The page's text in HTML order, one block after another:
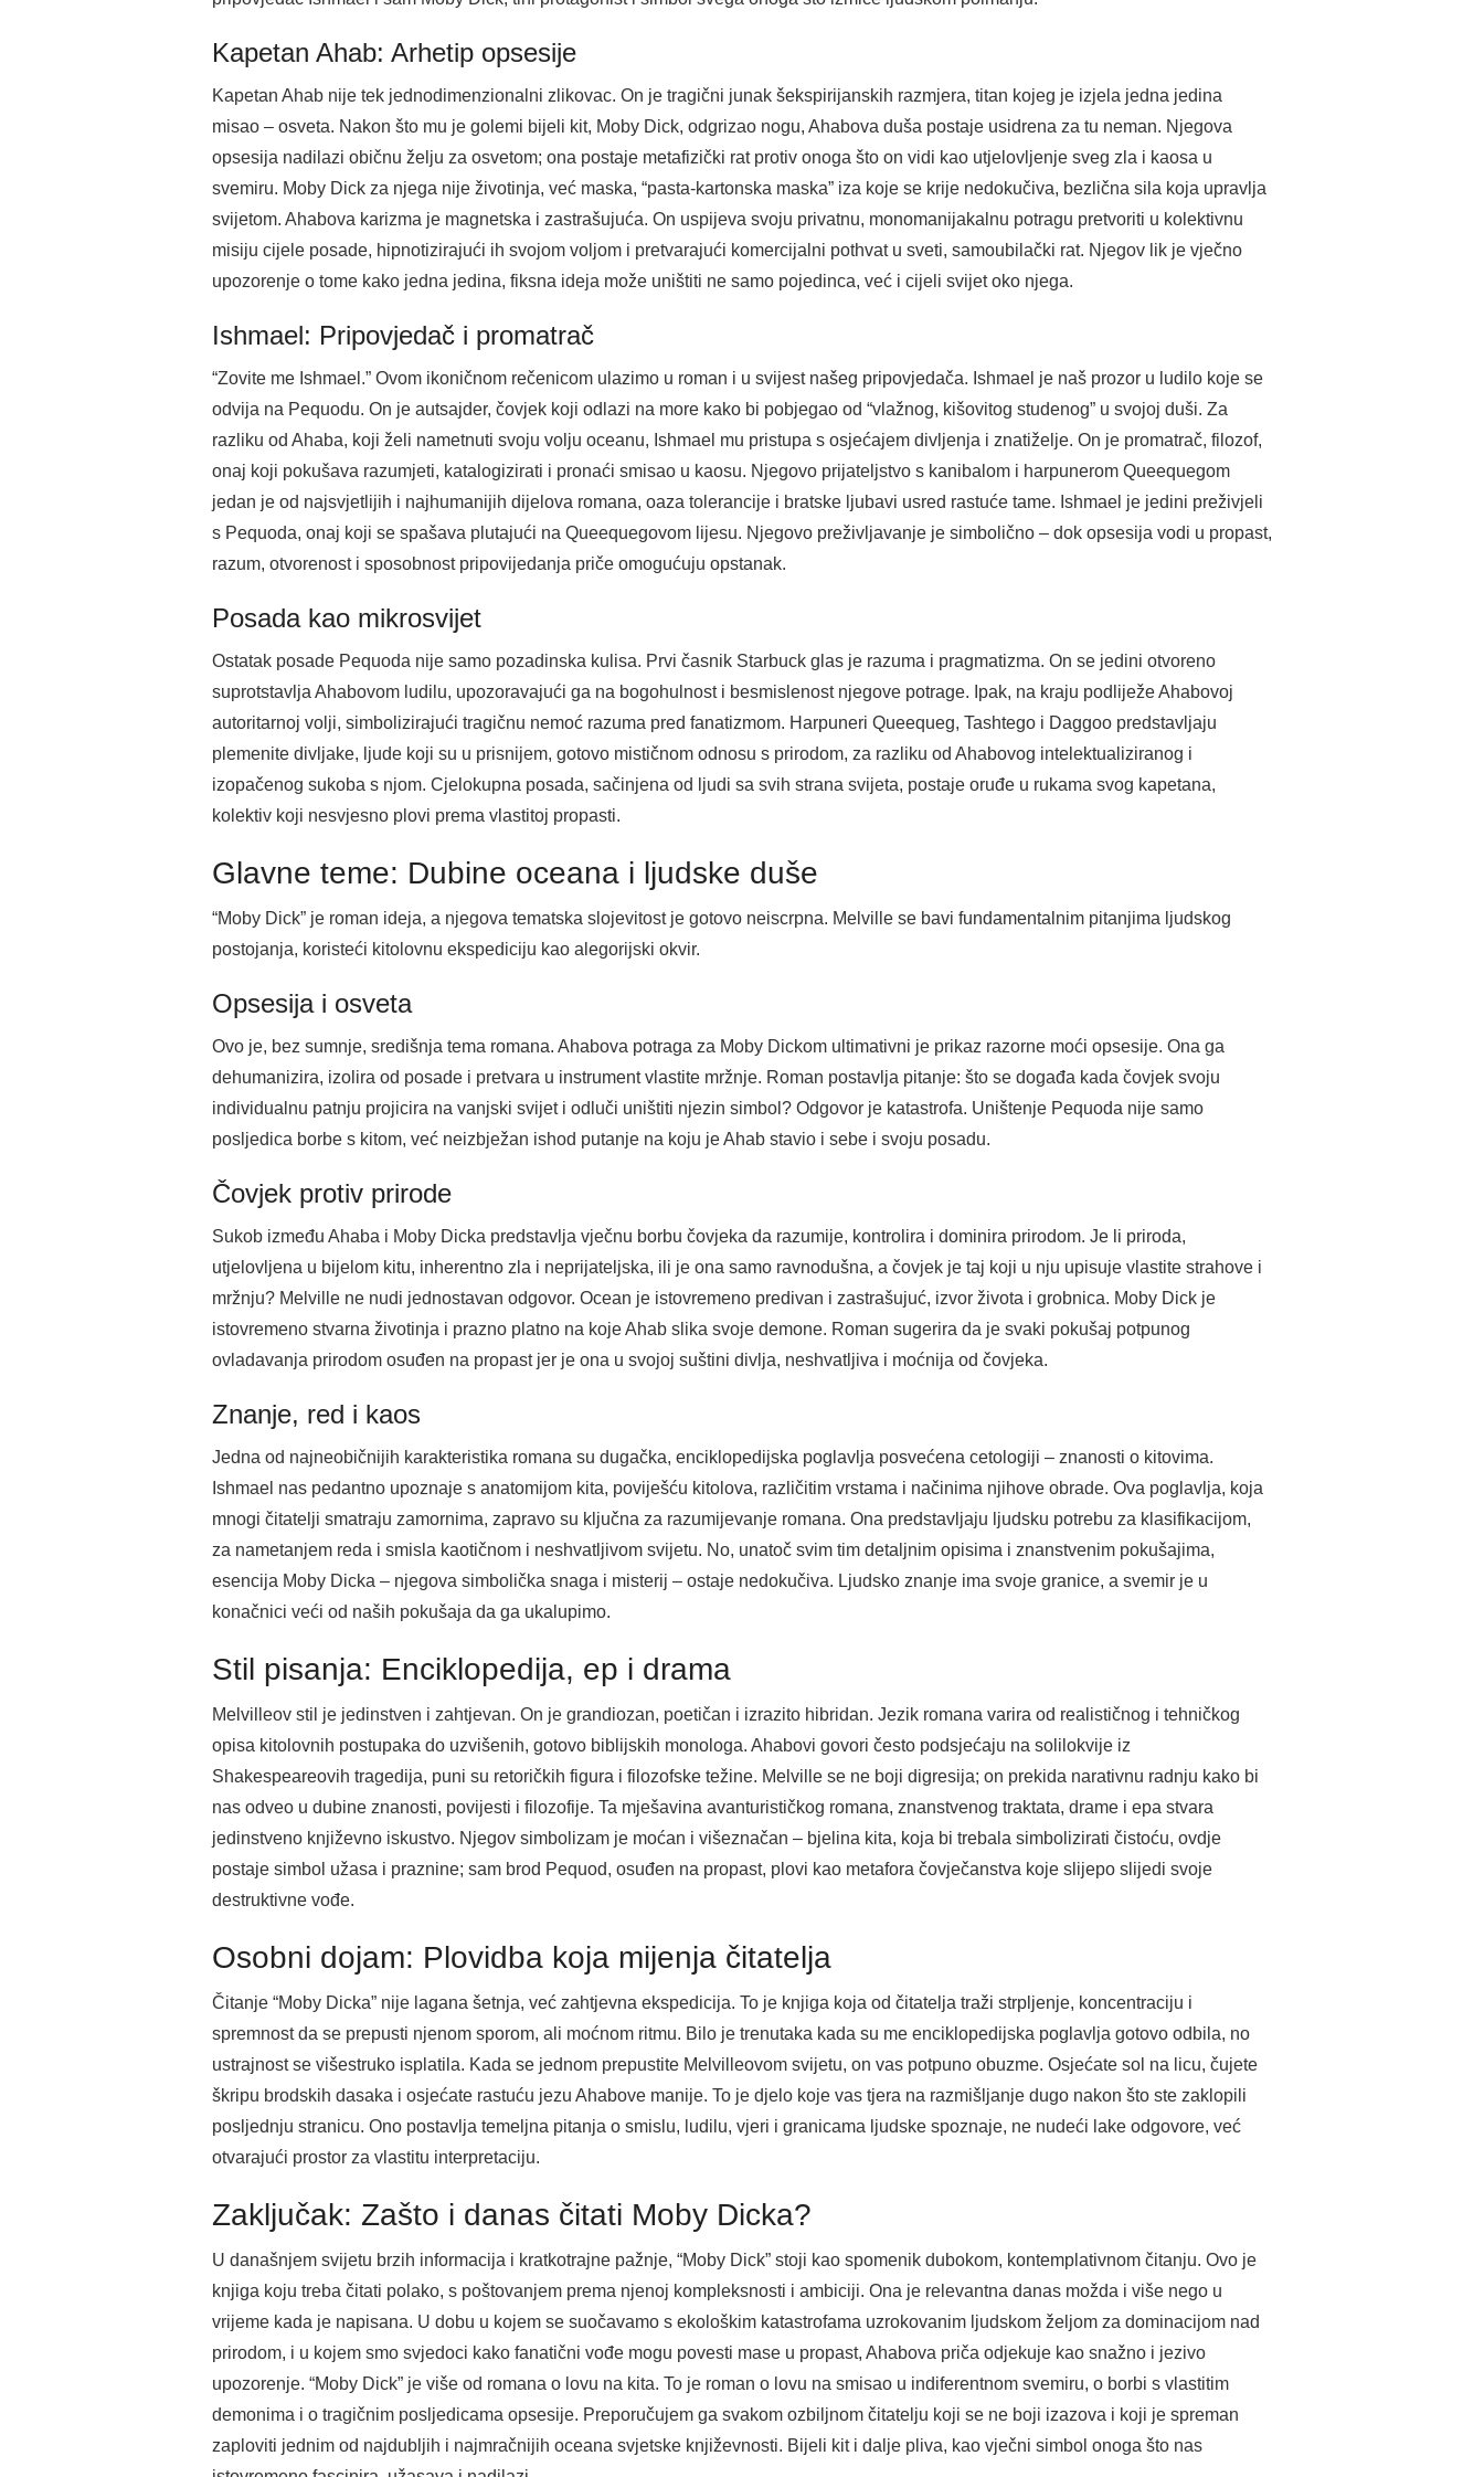
Kapetan Ahab: Arhetip opsesije
Kapetan Ahab nije tek jednodimenzionalni zlikovac. On je tragični junak šekspirijanskih razmjera, titan kojeg je izjela jedna jedina
misao – osveta. Nakon što mu je golemi bijeli kit, Moby Dick, odgrizao nogu, Ahabova duša postaje usidrena za tu neman. Njegova
opsesija nadilazi običnu želju za osvetom; ona postaje metafizički rat protiv onoga što on vidi kao utjelovljenje sveg zla i kaosa u
svemiru. Moby Dick za njega nije životinja, već maska, “pasta-kartonska maska” iza koje se krije nedokučiva, bezlična sila koja upravlja
svijetom. Ahabova karizma je magnetska i zastrašujuća. On uspijeva svoju privatnu, monomanijakalnu potragu pretvoriti u kolektivnu
misiju cijele posade, hipnotizirajući ih svojom voljom i pretvarajući komercijalni pothvat u sveti, samoubilački rat. Njegov lik je vječno
upozorenje o tome kako jedna jedina, fiksna ideja može uništiti ne samo pojedinca, već i cijeli svijet oko njega.
Ishmael: Pripovjedač i promatrač
“Zovite me Ishmael.” Ovom ikoničnom rečenicom ulazimo u roman i u svijest našeg pripovjedača. Ishmael je naš prozor u ludilo koje se
odvija na Pequodu. On je autsajder, čovjek koji odlazi na more kako bi pobjegao od “vlažnog, kišovitog studenog” u svojoj duši. Za
razliku od Ahaba, koji želi nametnuti svoju volju oceanu, Ishmael mu pristupa s osjećajem divljenja i znatiželje. On je promatrač, filozof,
onaj koji pokušava razumjeti, katalogizirati i pronaći smisao u kaosu. Njegovo prijateljstvo s kanibalom i harpunerom Queequegom
jedan je od najsvjetlijih i najhumanijih dijelova romana, oaza tolerancije i bratske ljubavi usred rastuće tame. Ishmael je jedini preživjeli
s Pequoda, onaj koji se spašava plutajući na Queequegovom lijesu. Njegovo preživljavanje je simbolično – dok opsesija vodi u propast,
razum, otvorenost i sposobnost pripovijedanja priče omogućuju opstanak.
Posada kao mikrosvijet
Ostatak posade Pequoda nije samo pozadinska kulisa. Prvi časnik Starbuck glas je razuma i pragmatizma. On se jedini otvoreno
suprotstavlja Ahabovom ludilu, upozoravajući ga na bogohulnost i besmislenost njegove potrage. Ipak, na kraju podliježe Ahabovoj
autoritarnoj volji, simbolizirajući tragičnu nemoć razuma pred fanatizmom. Harpuneri Queequeg, Tashtego i Daggoo predstavljaju
plemenite divljake, ljude koji su u prisnijem, gotovo mističnom odnosu s prirodom, za razliku od Ahabovog intelektualiziranog i
izopačenog sukoba s njom. Cjelokupna posada, sačinjena od ljudi sa svih strana svijeta, postaje oruđe u rukama svog kapetana,
kolektiv koji nesvjesno plovi prema vlastitoj propasti.
Glavne teme: Dubine oceana i ljudske duše
“Moby Dick” je roman ideja, a njegova tematska slojevitost je gotovo neiscrpna. Melville se bavi fundamentalnim pitanjima ljudskog
postojanja, koristeći kitolovnu ekspediciju kao alegorijski okvir.
Opsesija i osveta
Ovo je, bez sumnje, središnja tema romana. Ahabova potraga za Moby Dickom ultimativni je prikaz razorne moći opsesije. Ona ga
dehumanizira, izolira od posade i pretvara u instrument vlastite mržnje. Roman postavlja pitanje: što se događa kada čovjek svoju
individualnu patnju projicira na vanjski svijet i odluči uništiti njezin simbol? Odgovor je katastrofa. Uništenje Pequoda nije samo
posljedica borbe s kitom, već neizbježan ishod putanje na koju je Ahab stavio i sebe i svoju posadu.
Čovjek protiv prirode
Sukob između Ahaba i Moby Dicka predstavlja vječnu borbu čovjeka da razumije, kontrolira i dominira prirodom. Je li priroda,
utjelovljena u bijelom kitu, inherentno zla i neprijateljska, ili je ona samo ravnodušna, a čovjek je taj koji u nju upisuje vlastite strahove i
mržnju? Melville ne nudi jednostavan odgovor. Ocean je istovremeno predivan i zastrašujuć, izvor života i grobnica. Moby Dick je
istovremeno stvarna životinja i prazno platno na koje Ahab slika svoje demone. Roman sugerira da je svaki pokušaj potpunog
ovladavanja prirodom osuđen na propast jer je ona u svojoj suštini divlja, neshvatljiva i moćnija od čovjeka.
Znanje, red i kaos
Jedna od najneobičnijih karakteristika romana su dugačka, enciklopedijska poglavlja posvećena cetologiji – znanosti o kitovima.
Ishmael nas pedantno upoznaje s anatomijom kita, poviješću kitolova, različitim vrstama i načinima njihove obrade. Ova poglavlja, koja
mnogi čitatelji smatraju zamornima, zapravo su ključna za razumijevanje romana. Ona predstavljaju ljudsku potrebu za klasifikacijom,
za nametanjem reda i smisla kaotičnom i neshvatljivom svijetu. No, unatoč svim tim detaljnim opisima i znanstvenim pokušajima,
esencija Moby Dicka – njegova simbolička snaga i misterij – ostaje nedokučiva. Ljudsko znanje ima svoje granice, a svemir je u
konačnici veći od naših pokušaja da ga ukalupimo.
Stil pisanja: Enciklopedija, ep i drama
Melvilleov stil je jedinstven i zahtjevan. On je grandiozan, poetičan i izrazito hibridan. Jezik romana varira od realističnog i tehničkog
opisa kitolovnih postupaka do uzvišenih, gotovo biblijskih monologa. Ahabovi govori često podsjećaju na solilokvije iz
Shakespeareovih tragedija, puni su retoričkih figura i filozofske težine. Melville se ne boji digresija; on prekida narativnu radnju kako bi
nas odveo u dubine znanosti, povijesti i filozofije. Ta mješavina avanturističkog romana, znanstvenog traktata, drame i epa stvara
jedinstveno književno iskustvo. Njegov simbolizam je moćan i višeznačan – bjelina kita, koja bi trebala simbolizirati čistoću, ovdje
postaje simbol užasa i praznine; sam brod Pequod, osuđen na propast, plovi kao metafora čovječanstva koje slijepo slijedi svoje
destruktivne vođe.
Osobni dojam: Plovidba koja mijenja čitatelja
Čitanje “Moby Dicka” nije lagana šetnja, već zahtjevna ekspedicija. To je knjiga koja od čitatelja traži strpljenje, koncentraciju i
spremnost da se prepusti njenom sporom, ali moćnom ritmu. Bilo je trenutaka kada su me enciklopedijska poglavlja gotovo odbila, no
ustrajnost se višestruko isplatila. Kada se jednom prepustite Melvilleovom svijetu, on vas potpuno obuzme. Osjećate sol na licu, čujete
škripu brodskih dasaka i osjećate rastuću jezu Ahabove manije. To je djelo koje vas tjera na razmišljanje dugo nakon što ste zaklopili
posljednju stranicu. Ono postavlja temeljna pitanja o smislu, ludilu, vjeri i granicama ljudske spoznaje, ne nudeći lake odgovore, već
otvarajući prostor za vlastitu interpretaciju.
Zaključak: Zašto i danas čitati Moby Dicka?
U današnjem svijetu brzih informacija i kratkotrajne pažnje, “Moby Dick” stoji kao spomenik dubokom, kontemplativnom čitanju. Ovo je
knjiga koju treba čitati polako, s poštovanjem prema njenoj kompleksnosti i ambiciji. Ona je relevantna danas možda i više nego u
vrijeme kada je napisana. U dobu u kojem se suočavamo s ekološkim katastrofama uzrokovanim ljudskom željom za dominacijom nad
prirodom, i u kojem smo svjedoci kako fanatični vođe mogu povesti mase u propast, Ahabova priča odjekuje kao snažno i jezivo
upozorenje. “Moby Dick” je više od romana o lovu na kita. To je roman o lovu na smisao u indiferentnom svemiru, o borbi s vlastitim
demonima i o tragičnim posljedicama opsesije. Preporučujem ga svakom ozbiljnom čitatelju koji se ne boji izazova i koji je spreman
zaploviti jednim od najdubljih i najmračnijih oceana svjetske književnosti. Bijeli kit i dalje pliva, kao vječni simbol onoga što nas